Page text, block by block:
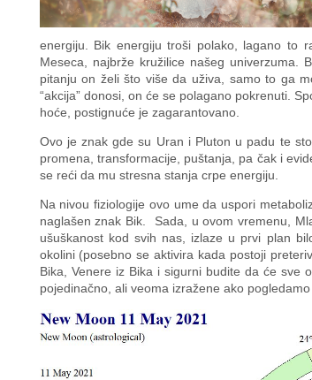
energiju. Bik energiju troši polako, lagano to
Meseca, najbrže kružilice našeg
pitanju on želi što više da uživa, samo to ga
“akcija” donosi, on će se polagano pokrenuti.
hoće, postignuće je zagarantovano.
Ovo je znak gde su Uran i Pluton u padu te
promena, transformacije, puštanja, pa čak i
se reći da mu stresna stanja crpe energiju.
Na nivou fiziologije ovo ume da uspori
naglašen znak Bik. Sada, u ovom vremenu,
ušuškanost kod svih nas, izlaze u prvi plan
okolini (posebno se aktivira kada postoji
Bika, Venere iz Bika i sigurni budite da će sve
pojedinačno, ali veoma izražene ako